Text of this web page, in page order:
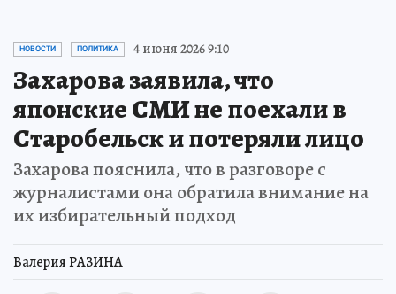
НОВОСТИ ПОЛИТИКА 4 июня 2026 9:10
Захарова заявила, что
японские СМИ не поехали в
Старобельск и потеряли лицо
Захарова пояснила, что в разговоре с
журналистами она обратила внимание на
их избирательный подход
Валерия РАЗИНА